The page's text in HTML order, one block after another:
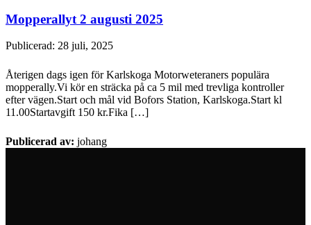
Mopperallyt 2 augusti 2025
Publicerad: 28 juli, 2025
Återigen dags igen för Karlskoga Motorweteraners populära
mopperally.Vi kör en sträcka på ca 5 mil med trevliga kontroller
efter vägen.Start och mål vid Bofors Station, Karlskoga.Start kl
11.00Startavgift 150 kr.Fika […]
Publicerad av: johang